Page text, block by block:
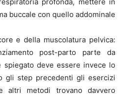
buccale con quello addominale
e della muscolatura pelvica:
post-parto parte da
spiegato deve essere invece lo
gli step precedenti gli esercizi
altri metodi trovano davvero